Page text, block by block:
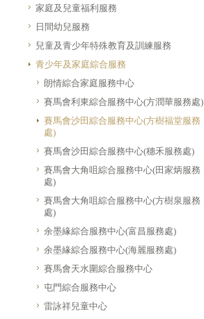
家庭及兒童福利服務
日間幼兒服務
兒童及青少年特殊教育及訓練服務
青少年及家庭綜合服務
朗情綜合家庭服務中心
賽馬會利東綜合服務中心(方潤華服務處)
賽馬會沙田綜合服務中心(方樹福堂服務
處)
賽馬會沙田綜合服務中心(穗禾服務處)
賽馬會大角咀綜合服務中心(田家炳服務
處)
賽馬會大角咀綜合服務中心(方樹泉服務
處)
余墨緣綜合服務中心(富昌服務處)
余墨緣綜合服務中心(海麗服務處)
賽馬會天水圍綜合服務中心
屯門綜合服務中心
雷詠祥兒童中心